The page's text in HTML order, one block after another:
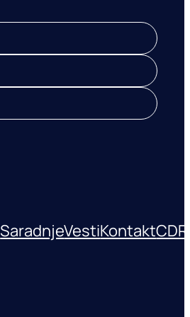
SaradnjeVestiKontakt